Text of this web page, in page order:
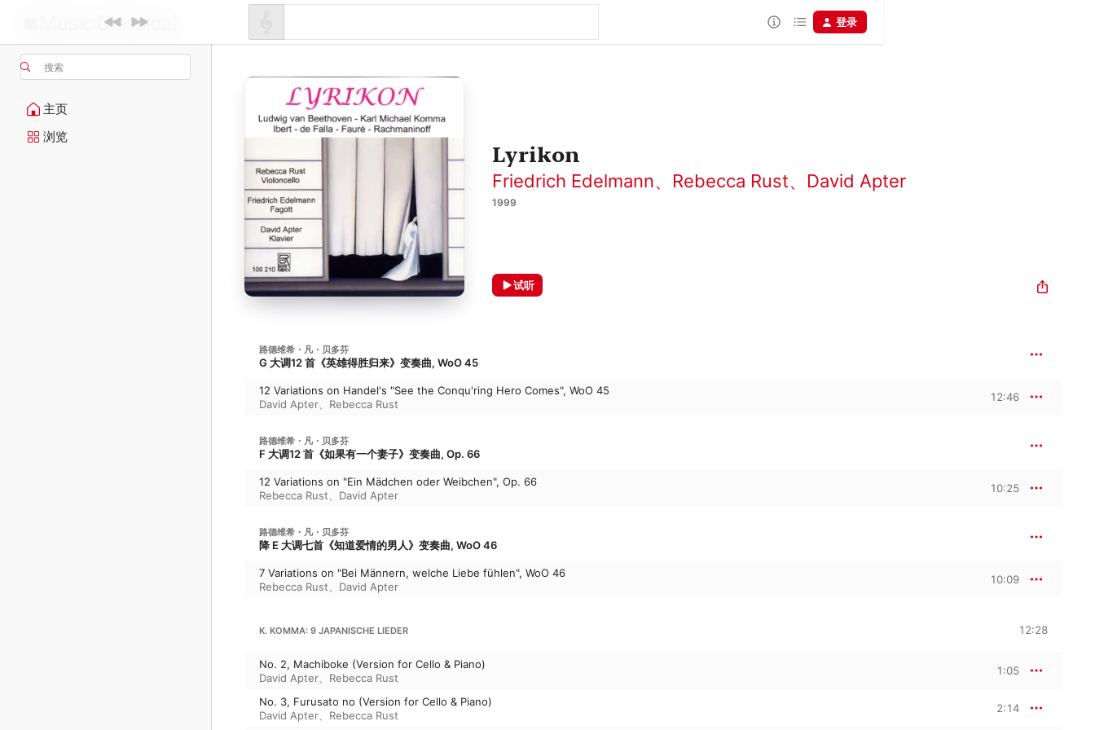
搜索
主页
浏览
登录
Lyrikon
Friedrich Edelmann、 Rebecca Rust、 David Apter
1999
试听
路德维希・凡・贝多芬
G 大调12 首《英雄得胜归来》变奏曲, WoO 45
12 Variations on Handel's "See the Conqu'ring Hero Comes", WoO 45
David Apter
Rebecca Rust
12:46
路德维希・凡・贝多芬
F 大调12 首《如果有一个妻子》变奏曲, Op. 66
12 Variations on "Ein Mädchen oder Weibchen", Op. 66
Rebecca Rust
David Apter
10:25
路德维希・凡・贝多芬
降 E 大调七首《知道爱情的男人》变奏曲, WoO 46
7 Variations on "Bei Männern, welche Liebe fühlen", WoO 46
Rebecca Rust
David Apter
10:09
K. KOMMA: 9 JAPANISCHE LIEDER 12:28
No. 2, Machiboke (Version for Cello & Piano)
David Apter
Rebecca Rust
1:05
No. 3, Furusato no (Version for Cello & Piano)
David Apter
Rebecca Rust
2:14